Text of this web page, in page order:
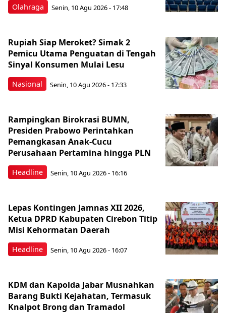
Olahraga Senin, 10 Agu 2026 - 17:48
Nasional
Rupiah Siap Meroket? Simak 2
Pemicu Utama Penguatan di Tengah
Sinyal Konsumen Mulai Lesu
Senin, 10 Agu 2026 - 17:33
Headline
Rampingkan Birokrasi BUMN,
Presiden Prabowo Perintahkan
Pemangkasan Anak-Cucu
Perusahaan Pertamina hingga PLN
Senin, 10 Agu 2026 - 16:16
Headline
Lepas Kontingen Jamnas XII 2026,
Ketua DPRD Kabupaten Cirebon Titip
Misi Kehormatan Daerah
Senin, 10 Agu 2026 - 16:07
KDM dan Kapolda Jabar Musnahkan
Barang Bukti Kejahatan, Termasuk
Knalpot Brong dan Tramadol